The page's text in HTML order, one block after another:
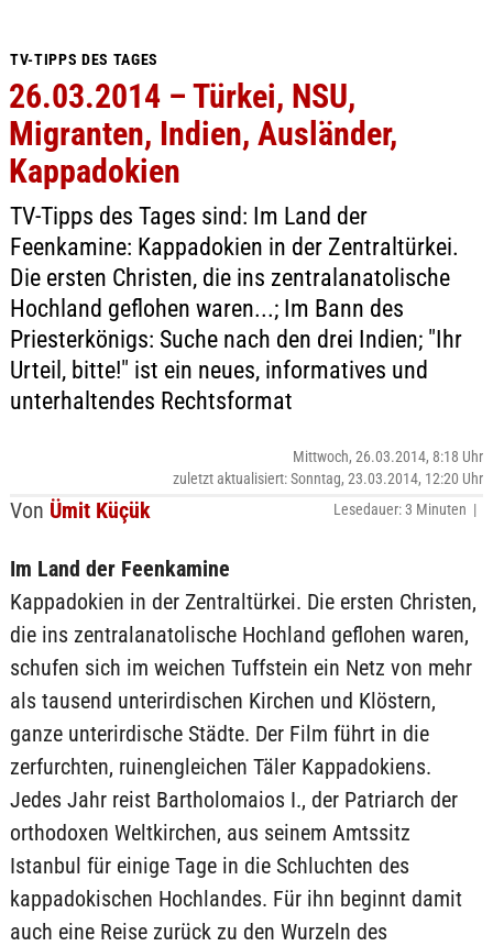
TV-TIPPS DES TAGES
26.03.2014 – Türkei, NSU,
Migranten, Indien, Ausländer,
Kappadokien
TV-Tipps des Tages sind: Im Land der
Feenkamine: Kappadokien in der Zentraltürkei.
Die ersten Christen, die ins zentralanatolische
Hochland geflohen waren...; Im Bann des
Priesterkönigs: Suche nach den drei Indien; "Ihr
Urteil, bitte!" ist ein neues, informatives und
unterhaltendes Rechtsformat
Von Ümit Küçük
Mittwoch, 26.03.2014, 8:18 Uhr
zuletzt aktualisiert: Sonntag, 23.03.2014, 12:20 Uhr
Lesedauer: 3 Minuten |
Im Land der Feenkamine
Kappadokien in der Zentraltürkei. Die ersten Christen,
die ins zentralanatolische Hochland geflohen waren,
schufen sich im weichen Tuffstein ein Netz von mehr
als tausend unterirdischen Kirchen und Klöstern,
ganze unterirdische Städte. Der Film führt in die
zerfurchten, ruinengleichen Täler Kappadokiens.
Jedes Jahr reist Bartholomaios I., der Patriarch der
orthodoxen Weltkirchen, aus seinem Amtssitz
Istanbul für einige Tage in die Schluchten des
kappadokischen Hochlandes. Für ihn beginnt damit
auch eine Reise zurück zu den Wurzeln des